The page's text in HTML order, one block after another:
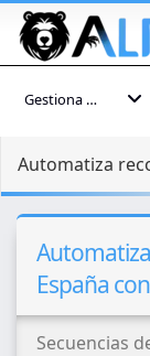
Gestiona tu cuenta
España
Secuencias